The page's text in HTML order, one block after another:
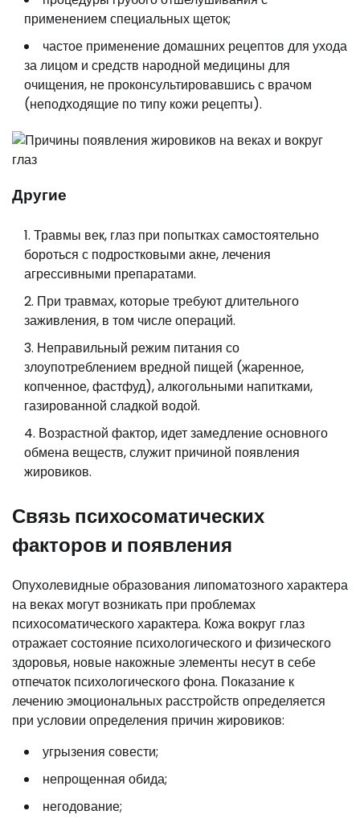
применением специальных щеток;
частое применение домашних рецептов для ухода
за лицом и средств народной медицины для
очищения, не проконсультировавшись с врачом
(неподходящие по типу кожи рецепты).
Другие
Травмы век, глаз при попытках самостоятельно
бороться с подростковыми акне, лечения
агрессивными препаратами.
При травмах, которые требуют длительного
заживления, в том числе операций.
Неправильный режим питания со
злоупотреблением вредной пищей (жаренное,
копченное, фастфуд), алкогольными напитками,
газированной сладкой водой.
Возрастной фактор, идет замедление основного
обмена веществ, служит причиной появления
жировиков.
Связь психосоматических
факторов и появления
Опухолевидные образования липоматозного характера
на веках могут возникать при проблемах
психосоматического характера. Кожа вокруг глаз
отражает состояние психологического и физического
здоровья, новые накожные элементы несут в себе
отпечаток психологического фона. Показание к
лечению эмоциональных расстройств определяется
при условии определения причин жировиков:
угрызения совести;
непрощенная обида;
негодование;